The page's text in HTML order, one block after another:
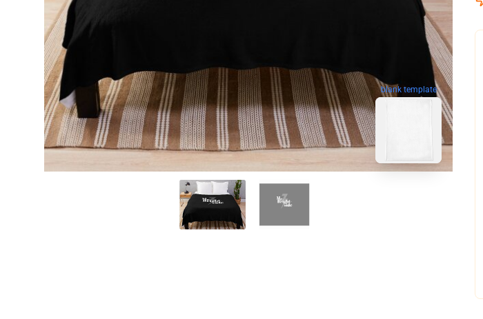
blank template